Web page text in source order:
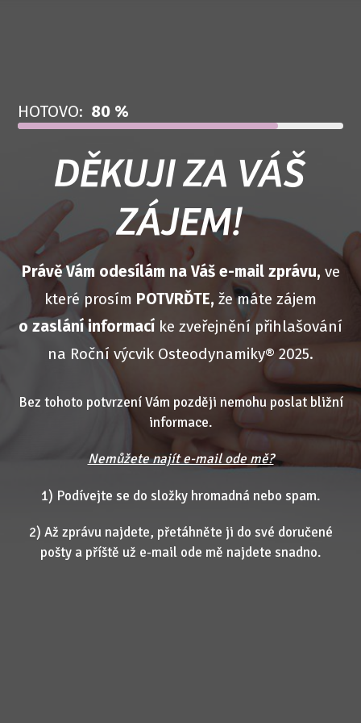
HOTOVO: 80 %
DĚKUJI ZA VÁŠ
ZÁJEM!
Právě Vám odesílám na Váš e-mail zprávu, ve
které prosím POTVRĎTE, že máte zájem
o zaslání informací ke zveřejnění přihlašování
na Roční výcvik Osteodynamiky® 2025.
Bez tohoto potvrzení Vám později nemohu poslat bližní
informace.
Nemůžete najít e-mail ode mě?
1) Podívejte se do složky hromadná nebo spam.
2) Až zprávu najdete, přetáhněte ji do své doručené
pošty a příště už e-mail ode mě najdete snadno.